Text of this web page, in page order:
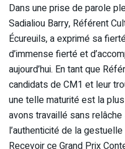
Dans une prise de parole
Sadialiou Barry, Référent
Écureuils, a exprimé sa
d’immense fierté et
aujourd’hui. En tant que
candidats de CM1 et leur
une telle maturité est la
avons travaillé sans
l’authenticité de la
Recevoir ce Grand Prix